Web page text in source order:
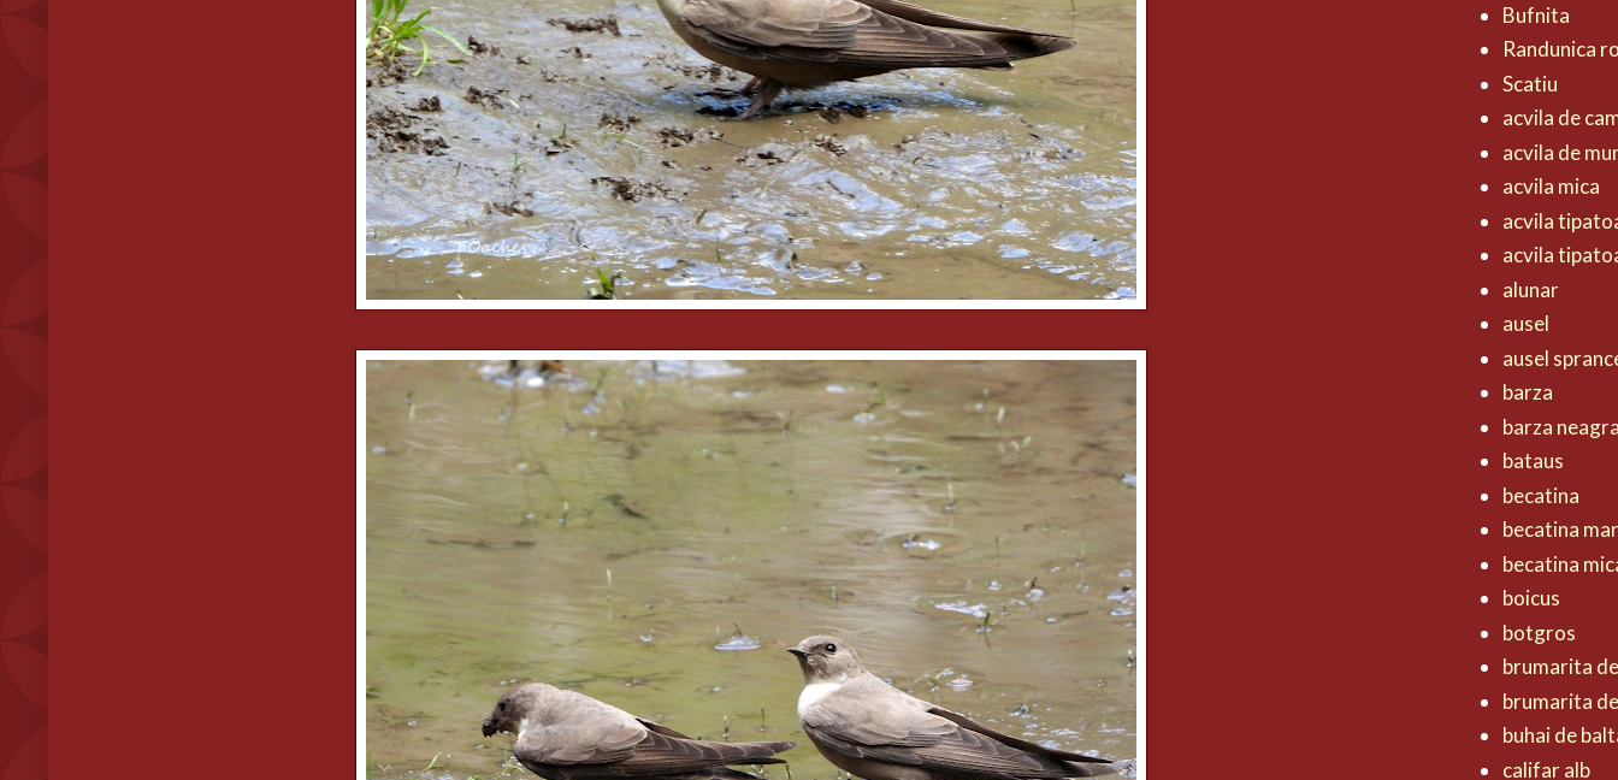
Bufnita
Randunica
Scatiu
acvila de
acvila de
acvila mica
acvila
acvila
alunar
ausel
ausel
barza
barza
bataus
becatina
becatina
becatina
boicus
botgros
brumarita
brumarita
buhai de
califar alb